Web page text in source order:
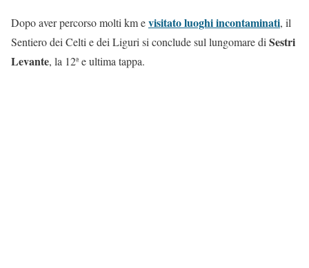
Dopo aver percorso molti km evisitato luoghi incontaminati, il
Sentiero dei Celti e dei Liguri si conclude sul lungomare di Sestri
Levante, la 12ª e ultima tappa.